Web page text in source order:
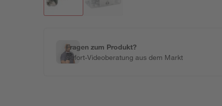
Fragen zum Produkt?
Sofort-Videoberatung aus dem Markt